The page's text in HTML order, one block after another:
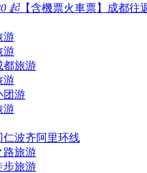
起【含機票火車票】成都往
游
游
都旅游
游
团游
游
仁波齐阿里环线
路旅游
步旅游